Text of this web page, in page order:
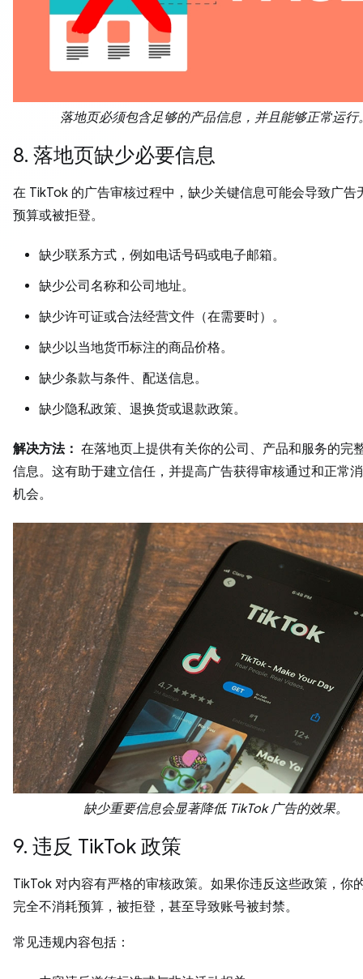
落地页必须包含足够的产品信息，并且能够正常运行
8. 落地页缺少必要信息
在 TikTok 的广告审核过程中，缺少关键信息可能会导致广告
预算或被拒登。
缺少联系方式，例如电话号码或电子邮箱。
缺少公司名称和公司地址。
缺少许可证或合法经营文件（在需要时）。
缺少以当地货币标注的商品价格。
缺少条款与条件、配送信息。
缺少隐私政策、退换货或退款政策。
解决方法： 在落地页上提供有关你的公司、产品和服务的完
信息。这有助于建立信任，并提高广告获得审核通过和正常
机会。
缺少重要信息会显著降低 TikTok 广告的效果。
9. 违反 TikTok 政策
TikTok 对内容有严格的审核政策。如果你违反这些政策，你
完全不消耗预算，被拒登，甚至导致账号被封禁。
常见违规内容包括：